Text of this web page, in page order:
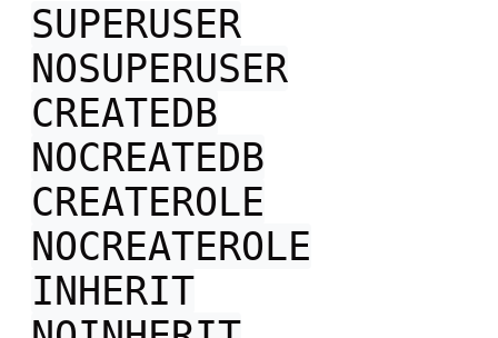
SUPERUSER
NOSUPERUSER
CREATEDB
NOCREATEDB
CREATEROLE
NOCREATEROLE
INHERIT